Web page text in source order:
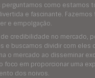
perguntamos como estamos
e fascinante.
e empolgação.
credibilidade no mercado,
e buscamos dividir com eles
o mercado ao disseminar
foco em proporcionar uma
dos noivos.